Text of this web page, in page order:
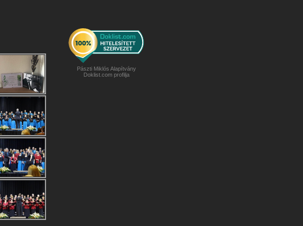
Pászti Miklós Alapítvány
Doklist.com profilja